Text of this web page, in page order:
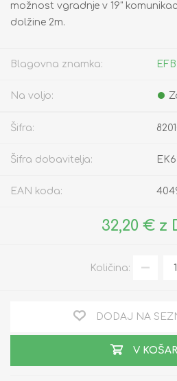
možnost vgradnje v 19"
dolžine 2m.
Blagovna znamka: EFB
Na voljo:
Šifra:
Šifra dobavitelja:
EAN koda:
32,20 € z
Količina:
DODAJ NA
V